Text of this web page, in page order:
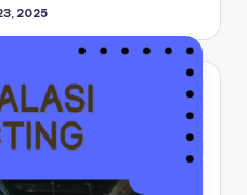
2025